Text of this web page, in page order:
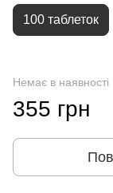
100 таблеток
Немає в наявності
355 грн